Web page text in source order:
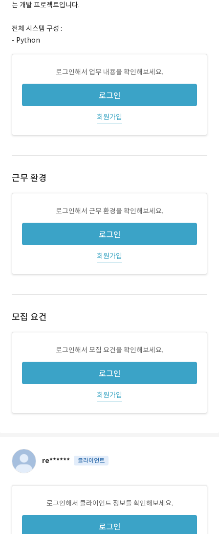
는 개발 프로젝트입니다.
전체 시스템 구성 :
- Python
로그인해서 업무 내용을 확인해보세요.
로그인
회원가입
근무 환경
로그인해서 근무 환경을 확인해보세요.
로그인
회원가입
모집 요건
로그인해서 모집 요건을 확인해보세요.
로그인
회원가입
re****** 클라이언트
로그인해서 클라이언트 정보를 확인해보세요.
로그인